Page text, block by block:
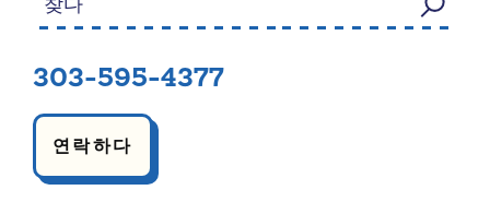
303-595-4377
연락하다